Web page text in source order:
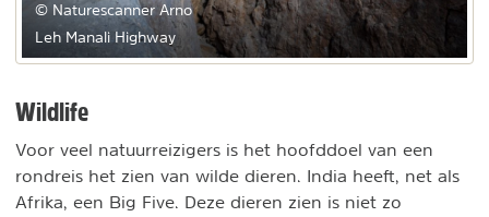
© Naturescanner Arno
Leh Manali Highway
Wildlife
Voor veel natuurreizigers is het hoofddoel van een
rondreis het zien van wilde dieren. India heeft, net als
Afrika, een Big Five. Deze dieren zien is niet zo